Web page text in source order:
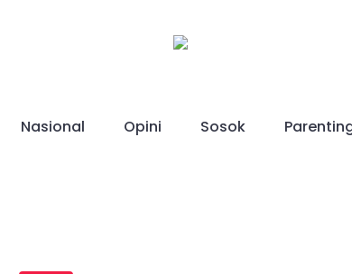
Nasional Opini Sosok